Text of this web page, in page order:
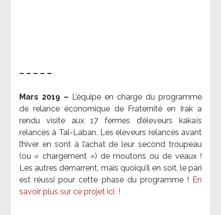
– – – – –
Mars 2019 – L’équipe en charge du programme
de relance économique de Fraternité en Irak a
rendu visite aux 17 fermes d’éleveurs kakaïs
relancés à Tal-Laban. Les éleveurs relancés avant
l’hiver en sont à l’achat de leur second troupeau
(ou « chargement ») de moutons ou de veaux !
Les autres démarrent, mais quoiqu’il en soit, le pari
est réussi pour cette phase du programme ! En
savoir plus sur ce projet ici !